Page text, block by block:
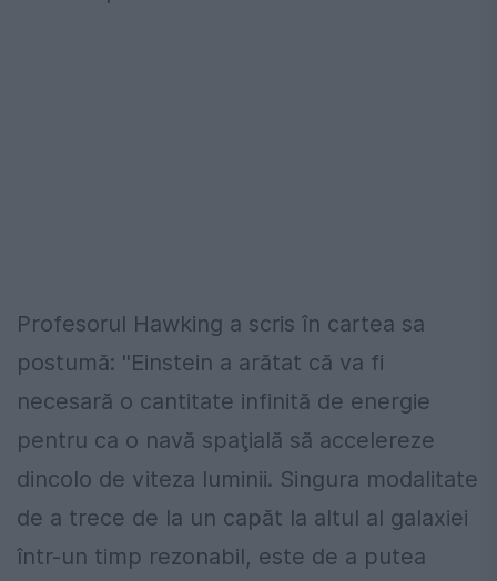
Profesorul Hawking a scris în cartea sa
postumă: ''Einstein a arătat că va fi
necesară o cantitate infinită de energie
pentru ca o navă spaţială să accelereze
dincolo de viteza luminii. Singura modalitate
de a trece de la un capăt la altul al galaxiei
într-un timp rezonabil, este de a putea